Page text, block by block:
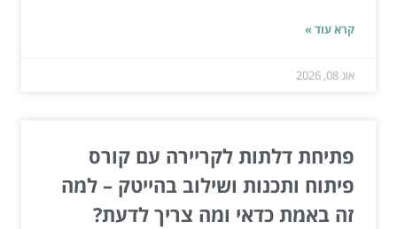
קרא עוד »
אוג 08, 2026
פתיחת דלתות לקריירה עם קורס
פיתוח ותכנות ושילוב בהייטק – למה
זה באמת כדאי ומה צריך לדעת?